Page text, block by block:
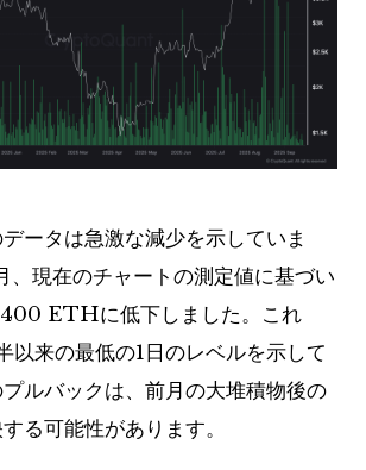
ータは急激な減少を示していま
現在のチャートの測定値に基づい
ETHに低下しました。これ
以来の最低の1日のレベルを示して
ルバックは、前月の大堆積物後の
る可能性があります。